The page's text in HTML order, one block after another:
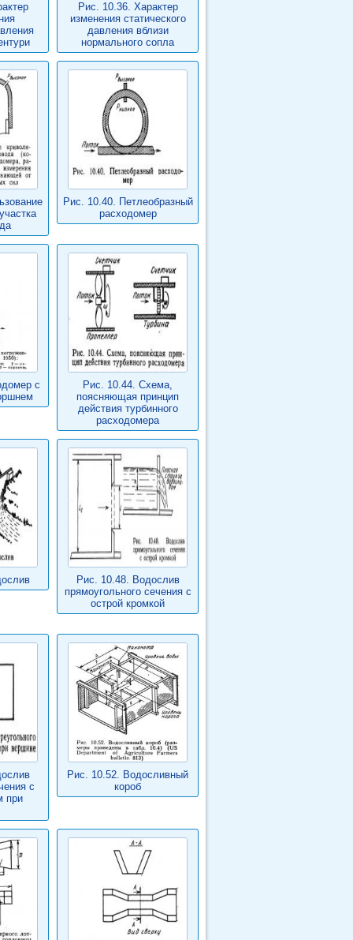
Рис. 10.36. Характер
изменения статического
давления вблизи
нормального сопла
Рис. 10.40. Петлеобразный
расходомер
с
Рис. 10.44. Схема,
поясняющая принцип
действия турбинного
расходомера
Рис. 10.48. Водослив
прямоугольного сечения с
острой кромкой
с
при
Рис. 10.52. Водосливный
короб